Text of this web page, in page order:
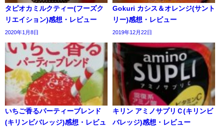
タピオカミルクティー(フーズク
リエイション)感想・レビュー
2020年1月8日
Gokuri カシス＆オレンジ(サント
リー)感想・レビュー
2019年12月22日
いちご香るパーティーブレンド
(キリンビバレッジ)感想・レビュ
キリン アミノサプリＣ(キリンビ
バレッジ)感想・レビュー